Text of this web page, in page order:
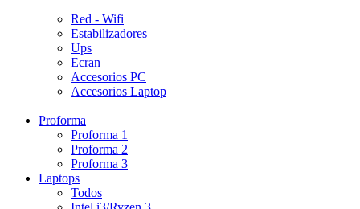
Red - Wifi
Estabilizadores
Ups
Ecran
Accesorios PC
Accesorios Laptop
Proforma
Proforma 1
Proforma 2
Proforma 3
Laptops
Todos